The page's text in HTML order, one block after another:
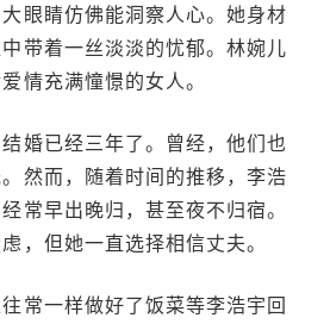
眼睛仿佛能洞察人心。她身材
带着一丝淡淡的忧郁。林婉儿
情充满憧憬的女人。
婚已经三年了。曾经，他们也
然而，随着时间的推移，李浩
常早出晚归，甚至夜不归宿。
，但她一直选择相信丈夫。
常一样做好了饭菜等李浩宇回